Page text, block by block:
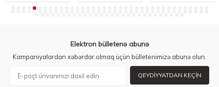
Elektron bülletenə abunə
Kampaniyalardan xəbərdar olmaq üçün bülletenimizə abunə olun.
QEYDIYYATDAN KEÇIN